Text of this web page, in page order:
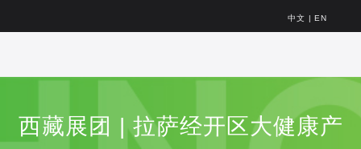
中文 | EN
西藏展团 | 拉萨经开区大健康产